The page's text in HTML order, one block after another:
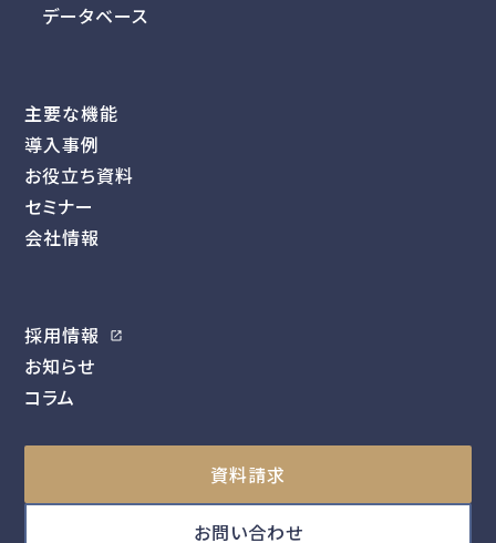
データベース
主要な機能
導入事例
お役立ち資料
セミナー
会社情報
採用情報
お知らせ
コラム
資料請求
お問い合わせ